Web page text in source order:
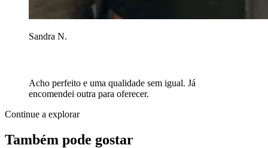
Sandra N.
Acho perfeito e uma qualidade sem igual. Já
encomendei outra para oferecer.
Continue a explorar
Também pode gostar